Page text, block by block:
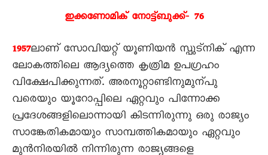
ഇക്കണോമിക്‌ നോട്ട്‌ബുക്ക്‌‐ 76
1957ലാണ് സോവിയറ്റ് യൂണിയൻ സ്പുട്നിക് എന്ന
ലോകത്തിലെ ആദ്യത്തെ കൃത്രിമ ഉപഗ്രഹം
വിക്ഷേപിക്കുന്നത്. അരനൂറ്റാണ്ടിനുമുന്പു
വരെയും യൂറോപ്പിലെ ഏറ്റവും പിന്നോക്ക
പ്രദേശങ്ങളിലൊന്നായി കിടന്നിരുന്നു ഒരു രാജ്യം
സാങ്കേതികമായും സാമ്പത്തികമായും ഏറ്റവും
മുൻനിരയിൽ നിന്നിരുന്ന രാജ്യങ്ങളെ